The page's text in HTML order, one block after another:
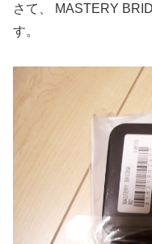
さて、 MASTERY
す。